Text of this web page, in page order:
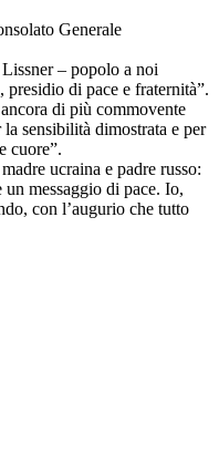
Generale
– popolo a noi
di pace e fraternità”.
di più commovente
sensibilità dimostrata e per
cuore”.
ucraina e padre russo:
messaggio di pace. Io,
con l’augurio che tutto